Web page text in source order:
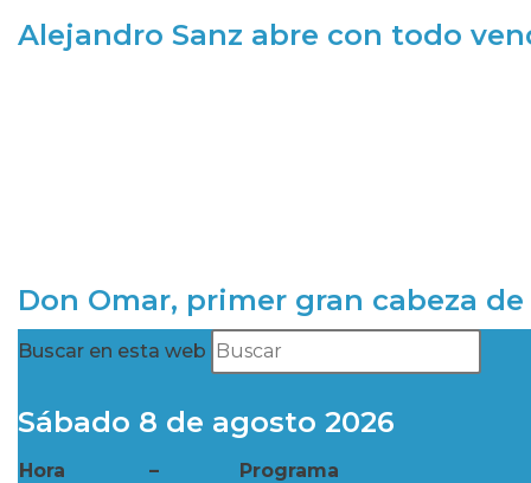
Alejandro Sanz abre con todo
Don Omar, primer gran cabeza
Buscar en esta web
Sábado 8 de agosto 2026
Hora –
Programa